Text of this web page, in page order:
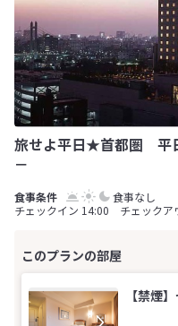
旅せよ平日★首都圏 平
－
食事なし
チェックイン 14:00 チェックア
【禁煙